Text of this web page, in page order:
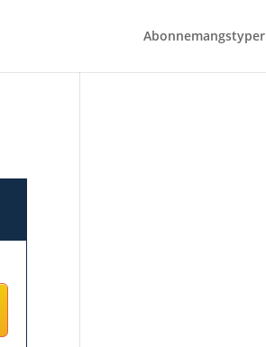
Abonnemangstyper